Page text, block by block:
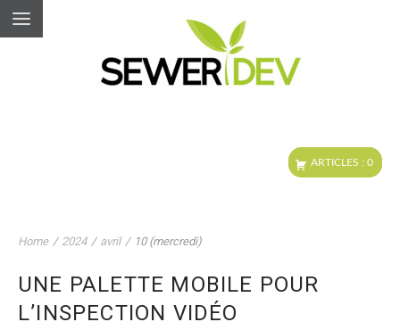
Home / 2024 / avril / 10 (mercredi)
UNE PALETTE MOBILE POUR
L’INSPECTION VIDÉO